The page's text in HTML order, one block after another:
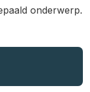
onderwerp.